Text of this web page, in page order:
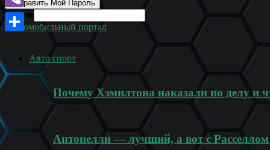
Поиск
Автомобильный портал
Авто спорт
Почему Хэмилтона наказали по делу и
Антонелли — лучший, а вот с
Viber